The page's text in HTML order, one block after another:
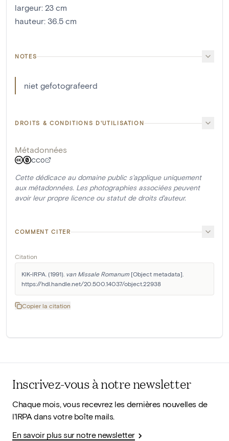
largeur: 23 cm
hauteur: 36.5 cm
NOTES
niet gefotografeerd
DROITS & CONDITIONS D'UTILISATION
Métadonnées
CC0
Cette dédicace au domaine public s'applique uniquement
aux métadonnées. Les photographies associées peuvent
avoir leur propre licence ou statut de droits d'auteur.
COMMENT CITER
Citation
KIK-IRPA. (1991). van Missale Romanum [Object metadata].
https://hdl.handle.net/20.500.14037/object.22938
Copier la citation
Inscrivez-vous à notre newsletter
Chaque mois, vous recevrez les dernières nouvelles de
l'IRPA dans votre boîte mails.
En savoir plus sur notre newsletter